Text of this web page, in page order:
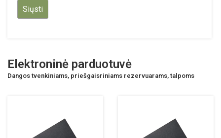
Elektroninė parduotuvė
Dangos tvenkiniams, priešgaisriniams rezervuarams, talpoms